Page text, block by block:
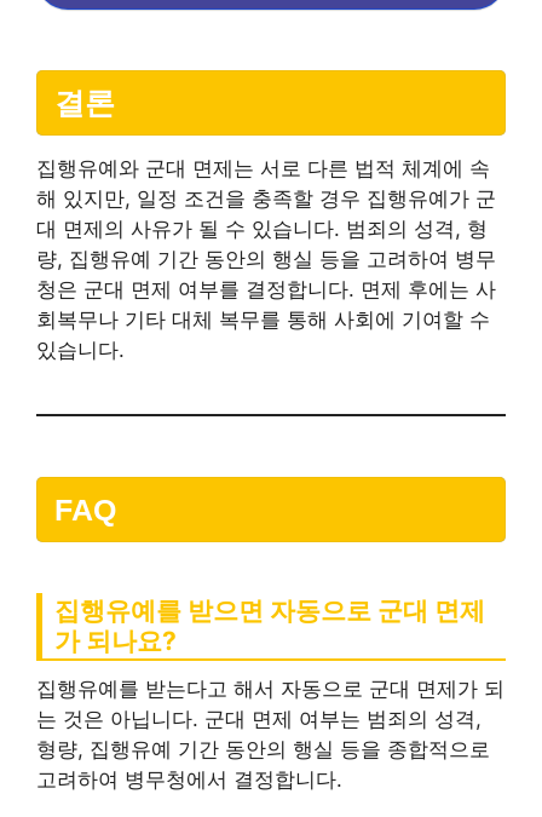
결론
집행유예와 군대 면제는 서로 다른 법적 체계에 속
해 있지만, 일정 조건을 충족할 경우 집행유예가 군
대 면제의 사유가 될 수 있습니다. 범죄의 성격, 형
량, 집행유예 기간 동안의 행실 등을 고려하여 병무
청은 군대 면제 여부를 결정합니다. 면제 후에는 사
회복무나 기타 대체 복무를 통해 사회에 기여할 수
있습니다.
FAQ
집행유예를 받으면 자동으로 군대 면제
가 되나요?
집행유예를 받는다고 해서 자동으로 군대 면제가 되
는 것은 아닙니다. 군대 면제 여부는 범죄의 성격,
형량, 집행유예 기간 동안의 행실 등을 종합적으로
고려하여 병무청에서 결정합니다.